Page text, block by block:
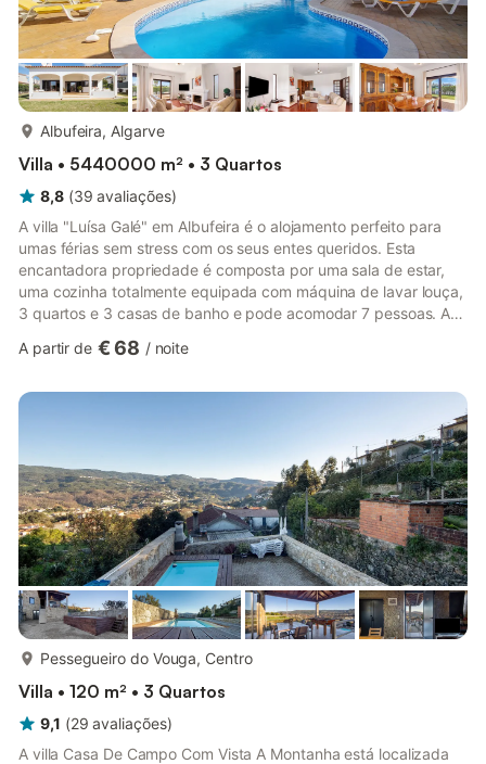
Albufeira, Algarve
Villa • 5440000 m² • 3 Quartos
8,8 (39 avaliações)
A villa "Luísa Galé" em Albufeira é o alojamento perfeito para
umas férias sem stress com os seus entes queridos. Esta
encantadora propriedade é composta por uma sala de estar,
uma cozinha totalmente equipada com máquina de lavar louça,
3 quartos e 3 casas de banho e pode acomodar 7 pessoas. As
(adequado para chamadas de vídeo), uma televisão, ar
roupa. Também está disponível um berço. Este aluguer de
férias oferece um oásis exterior privado com uma piscina, um
A partir de € 68 / noite
Pessegueiro do Vouga, Centro
Villa • 120 m² • 3 Quartos
9,1 (29 avaliações)
A villa Casa De Campo Com Vista A Montanha está localizada